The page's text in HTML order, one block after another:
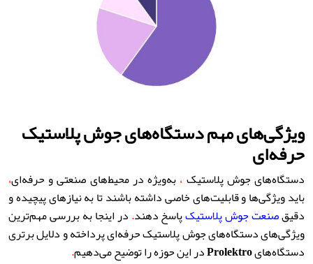
ویژگی‌های مهم دستگاه‌های جوش پلاستیک
حرفه‌ای
دستگاه‌های جوش پلاستیک ،به‌ویژه در محیط‌های صنعتی و حرفه‌ای،
باید ویژگی‌ها و قابلیت‌های خاصی داشته باشند تا به نیازهای پیچیده و
دقیقصنعت جوش پلاستیکپاسخ دهند.در اینجا به بررسی مهم‌ترین
ویژگی‌های دستگاه‌های جوش پلاستیک حرفه‌ای پرداخته و دلایل برتری
دستگاه‌هایProlektroدر این حوزه را توضیح می‌دهیم.